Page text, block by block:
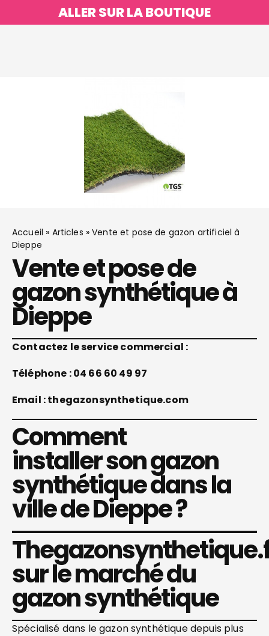
ALLER SUR LA BOUTIQUE
Accueil » Articles »Vente et pose de gazon artificiel à
Dieppe
Vente et pose de
gazon synthétique à
Dieppe
Contactez le service commercial :
Téléphone : 04 66 60 49 97
Email : thegazonsynthetique.com
Comment
installer son gazon
synthétique dans la
ville de Dieppe ?
sur le marché du
gazon synthétique
Spécialisé dans le gazon synthétique depuis plus